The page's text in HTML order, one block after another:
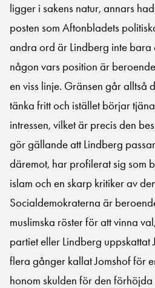
ligger i sakens natur, annars
posten som Aftonbladets
andra ord är Lindberg inte bara
någon vars position är
en viss linje. Gränsen går alltså
tänka fritt och istället börjar
intressen, vilket är precis den
gör gällande att Lindberg
däremot, har profilerat sig som
islam och en skarp kritiker av
Socialdemokraterna är
muslimska röster för att vinna
partiet eller Lindberg uppskattat
flera gånger kallat Jomshof för
honom skulden för den